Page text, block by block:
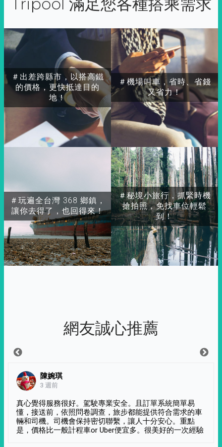
＃出差跨縣市，以搭高鐵
的價格，更快抵達目的
地！
＃玩遍全台灣 368 鄉鎮，
讓你去得了，也回得來！
＃秘境小旅行，抓緊時機
搶拍照，免找車位輕鬆
到！
＃機場叫車，省時、省錢
又省力！
網友誠心推薦
陳婉琪
3 週前
真心覺得服務很好。駕駛專業安全。且訂單系統簡單易
懂，接送前，依照問卷調查，旅步都能提供符合需求的車
輛和司機。司機會保持密切聯繫，讓人十分安心。重點
是，價格比一般計程車or Uber便宜多。很美好的一次經驗